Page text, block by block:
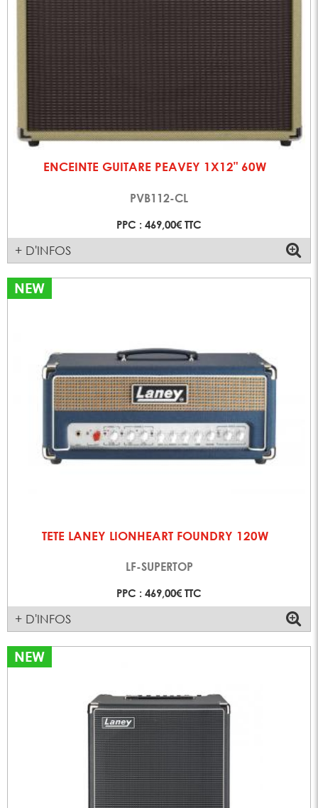
ENCEINTE GUITARE PEAVEY 1X12" 60W
PVB112-CL
PPC : 469,00€ TTC
+ D'INFOS
NEW
TETE LANEY LIONHEART FOUNDRY 120W
LF-SUPERTOP
PPC : 469,00€ TTC
+ D'INFOS
NEW